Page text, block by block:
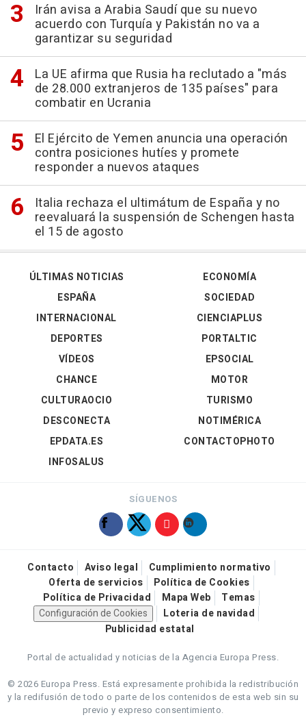
Irán avisa a Arabia Saudí que su nuevo
acuerdo con Turquía y Pakistán no va a
garantizar su seguridad
La UE afirma que Rusia ha reclutado a "más
de 28.000 extranjeros de 135 países" para
combatir en Ucrania
El Ejército de Yemen anuncia una operación
contra posiciones hutíes y promete
responder a nuevos ataques
Italia rechaza el ultimátum de España y no
reevaluará la suspensión de Schengen hasta
el 15 de agosto
ÚLTIMAS NOTICIAS
ESPAÑA
INTERNACIONAL
DEPORTES
VÍDEOS
ECONOMÍA
SOCIEDAD
CIENCIAPLUS
PORTALTIC
EPSOCIAL
CHANCE
CULTURAOCIO
DESCONECTA
EPDATA.ES
INFOSALUS
MOTOR
TURISMO
NOTIMÉRICA
CONTACTOPHOTO
SÍGUENOS
Contacto Aviso legal
Cumplimiento normativo
Oferta de servicios
Política de Cookies
Política de Privacidad
Mapa Web
Temas
Configuración de Cookies
Loteria de navidad
Publicidad estatal
Portal de actualidad y noticias de la Agencia Europa Press.
© 2026 Europa Press. Está expresamente prohibida la redistribución
y la redifusión de todo o parte de los contenidos de esta web sin su
previo y expreso consentimiento.